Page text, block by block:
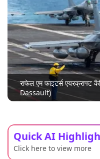
राफेल एम फाइटर्स एयरक्राफ्ट
Dassault)
Quick AI
Click here to view more